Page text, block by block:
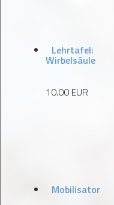
Lehrtafel:
Wirbelsäule
10.00 EUR
Mobilisator